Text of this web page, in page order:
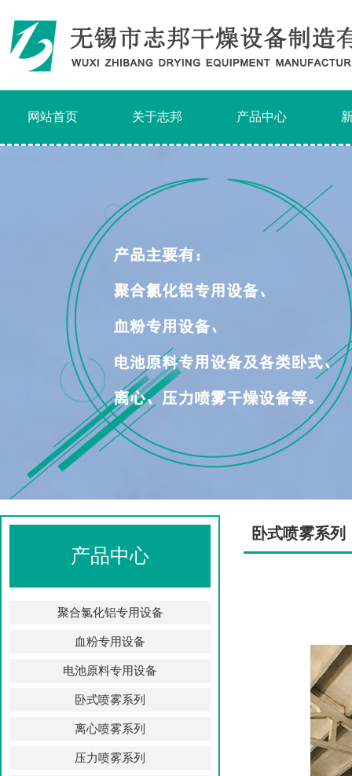
网站首页 关于志邦 产品中心
产品中心
聚合氯化铝专用设备
血粉专用设备
电池原料专用设备
卧式喷雾系列
离心喷雾系列
压力喷雾系列
卧式喷雾系列